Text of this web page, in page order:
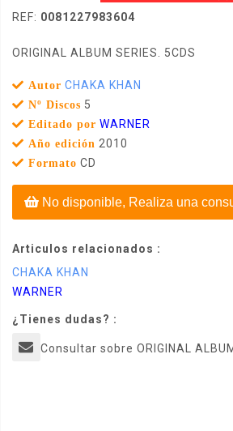
REF: 0081227983604
ORIGINAL ALBUM SERIES. 5CDS
Autor CHAKA KHAN
Nº Discos 5
Editado por WARNER
Año edición 2010
Formato CD
No disponible, Realiza una
Articulos relacionados :
CHAKA KHAN
WARNER
¿Tienes dudas? :
Consultar sobre ORIGINAL